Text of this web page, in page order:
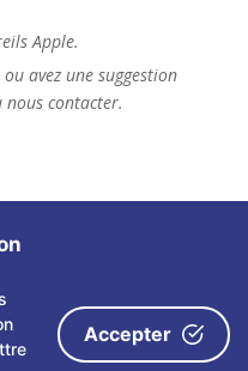
Apple.
avez une suggestion
nous contacter.
du CRETH – Tous
Accepter